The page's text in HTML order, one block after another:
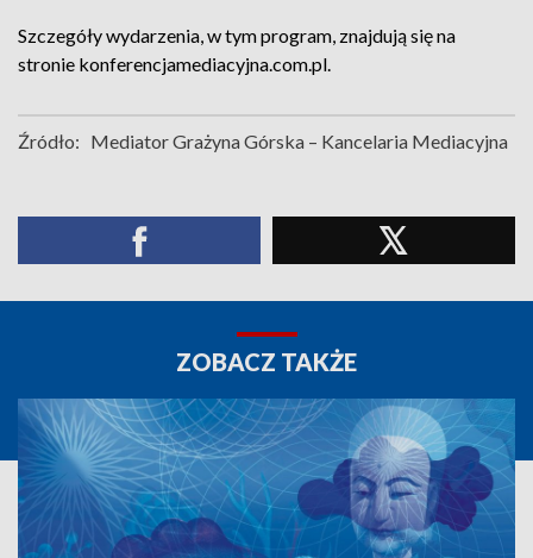
Szczegóły wydarzenia, w tym program, znajdują się na
stronie konferencjamediacyjna.com.pl.
Źródło: Mediator Grażyna Górska – Kancelaria Mediacyjna
ZOBACZ TAKŻE